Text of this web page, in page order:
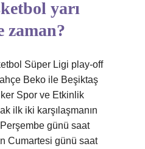
yarı
zaman?
Süper Ligi play-off
Beko ile Beşiktaş
Spor ve Etkinlik
ilk iki karşılaşmanın
Perşembe günü saat
Cumartesi günü saat